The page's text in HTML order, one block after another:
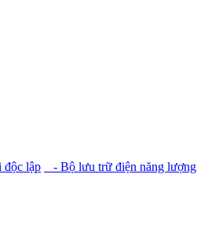
độc lập
- Bộ lưu trữ điện năng lượng